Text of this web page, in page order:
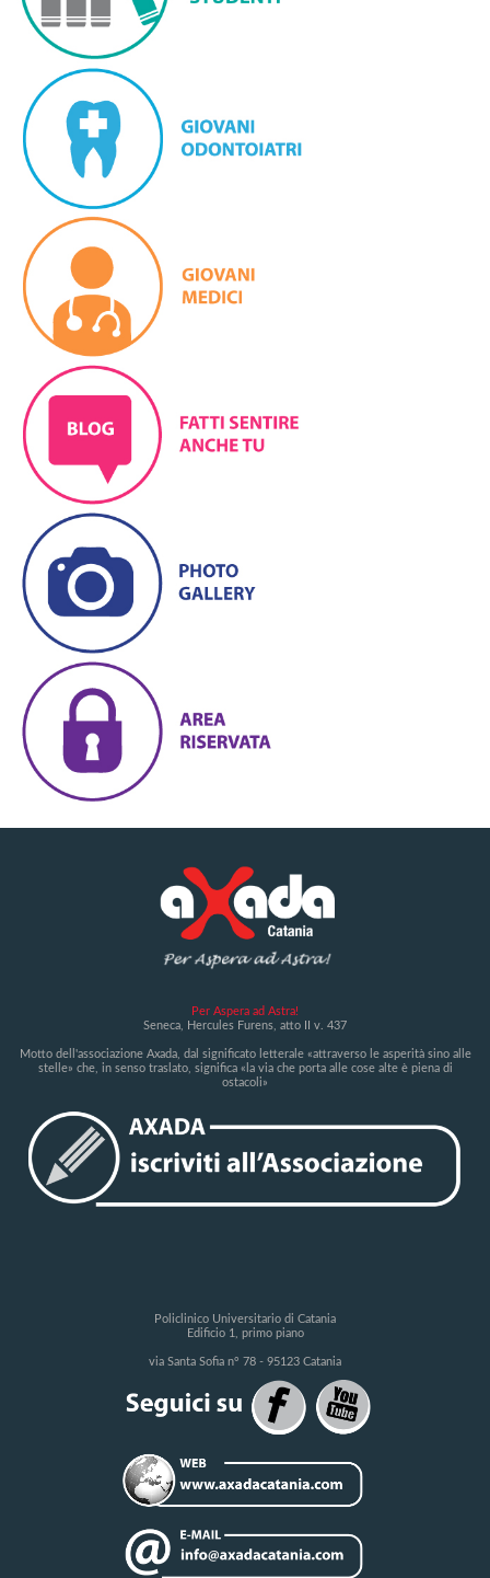
Per Aspera ad Astra!
Seneca, Hercules Furens, atto II v. 437
Motto dell'associazione Axada, dal significato letterale «attraverso le asperità sino alle
stelle» che, in senso traslato, significa «la via che porta alle cose alte è piena di
ostacoli»
Policlinico Universitario di Catania
Edificio 1, primo piano
via Santa Sofia n° 78 - 95123 Catania